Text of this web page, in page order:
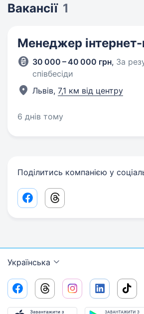
Вакансії 1
Менеджер
30 000 – 40 000 грн, За
співбесіди
Львів, 7,1 км від центру
6 днів тому
Поділитись компанією у
Facebook share link
Threads share link
Українська